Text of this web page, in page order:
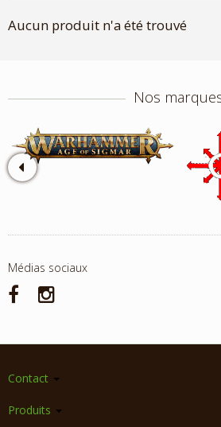
Aucun produit n'a été trouvé
Nos
Médias sociaux
Contact
Produits